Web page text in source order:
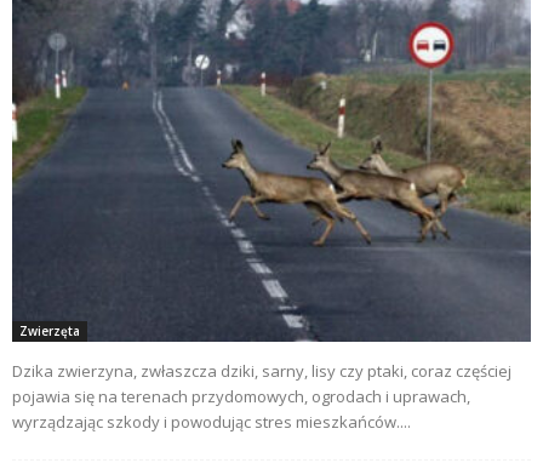
Zwierzęta
Dzika zwierzyna, zwłaszcza dziki, sarny, lisy czy ptaki, coraz częściej
pojawia się na terenach przydomowych, ogrodach i uprawach,
wyrządzając szkody i powodując stres mieszkańców....